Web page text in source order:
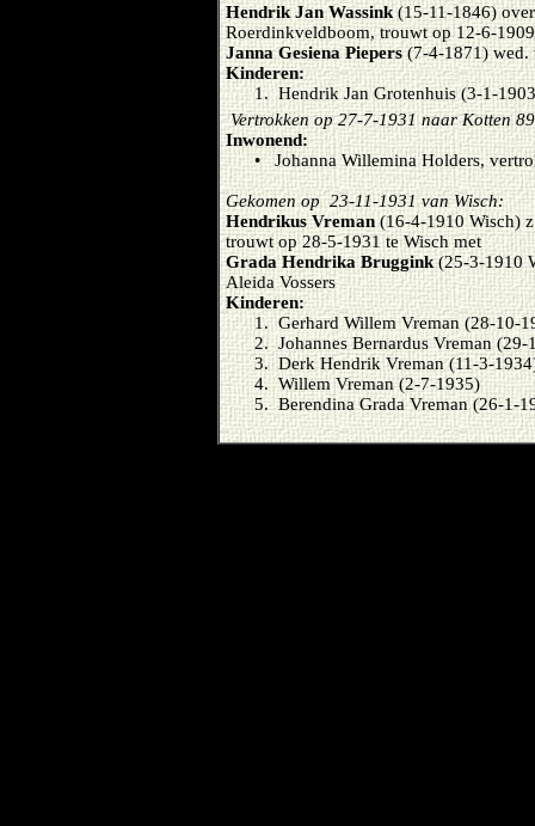
Hendrik Jan Wassink(15-11-1846)
Roerdinkveldboom, trouwt op 12-6-
Janna Gesiena Piepers(7-4-1871)
Kinderen:
1. Hendrik Jan Grotenhuis (3-1-
Vertrokken op 27-7-1931 naar Kotten 89
Inwonend:
• Johanna Willemina Holders,
Gekomen op 23-11-1931 van Wisch:
Hendrikus Vreman(16-4-1910 Wisch)
trouwt op 28-5-1931 te Wisch met
Grada Hendrika Bruggink(25-3-1910
Aleida Vossers
Kinderen:
1. Gerhard Willem Vreman (28-10-
2. Johannes Bernardus Vreman (29-
3. Derk Hendrik Vreman (11-3-
4. Willem Vreman (2-7-1935)
5. Berendina Grada Vreman (26-1-